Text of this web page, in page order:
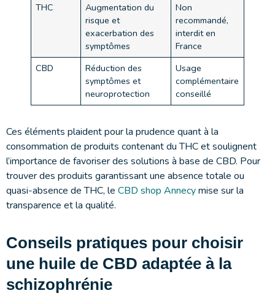
THC
Augmentation du
risque et
exacerbation des
symptômes
Non
recommandé,
interdit en
France
CBD
Réduction des
symptômes et
neuroprotection
Usage
complémentaire
conseillé
Ces éléments plaident pour la prudence quant à la
consommation de produits contenant du THC et soulignent
l’importance de favoriser des solutions à base de CBD. Pour
trouver des produits garantissant une absence totale ou
quasi-absence de THC, le CBD shop Annecymise sur la
transparence et la qualité.
Conseils pratiques pour choisir
une huile de CBD adaptée à la
schizophrénie